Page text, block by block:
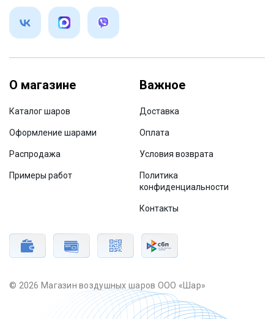
О магазине
Каталог шаров
Оформление шарами
Распродажа
Примеры работ
Важное
Доставка
Оплата
Условия возврата
Политика
конфиденциальности
Контакты
© 2026 Магазин воздушных шаров ООО «Шар»